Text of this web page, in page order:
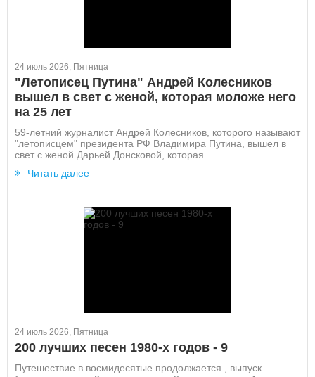
24 июль 2026, Пятница
"Летописец Путина" Андрей Колесников
вышел в свет с женой, которая моложе него
на 25 лет
59-летний журналист Андрей Колесников, которого называют
"летописцем" президента РФ Владимира Путина, вышел в
свет с женой Дарьей Донсковой, которая...
Читать далее
24 июль 2026, Пятница
200 лучших песен 1980-х годов - 9
Путешествие в восмидесятые продолжается , выпуск